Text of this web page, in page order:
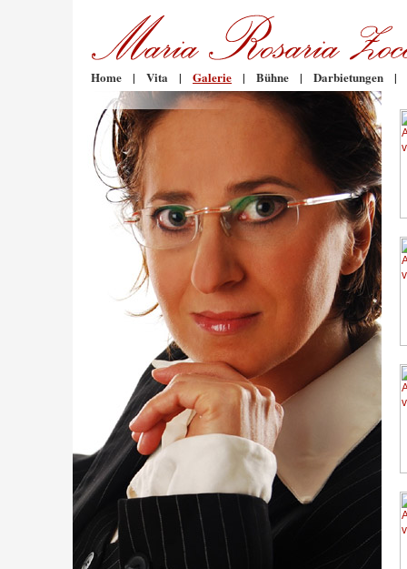
Home | Vita | Galerie | Bühne | Darbietungen |